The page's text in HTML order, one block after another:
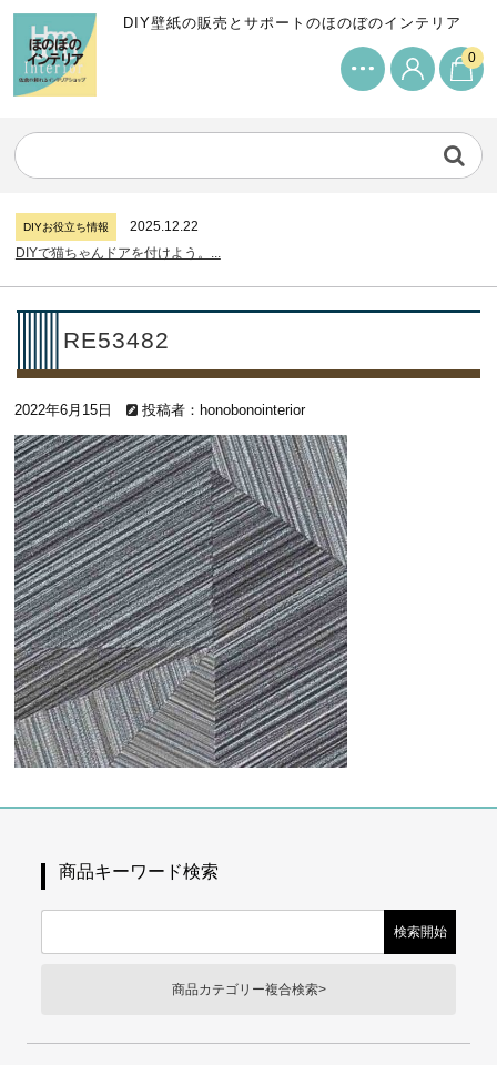
DIY壁紙の販売とサポートのほのぼのインテリア
0
サンゲツリザーブの壁紙について...
DIYお役立ち情報
2026.7.31
DIYお役立ち情報
2025.12.22
DIYで猫ちゃんドアを付けよう。...
DIYお役立ち情報
2026.7.31
2025.12.22
DIYで猫ちゃんドアを付けよう。...
DIYお役立ち情報
2024.7.11
サンゲツリザーブの壁紙について...
RE53482
2022年6月15日 投稿者：honobonointerior
商品キーワード検索
商品カテゴリー複合検索>